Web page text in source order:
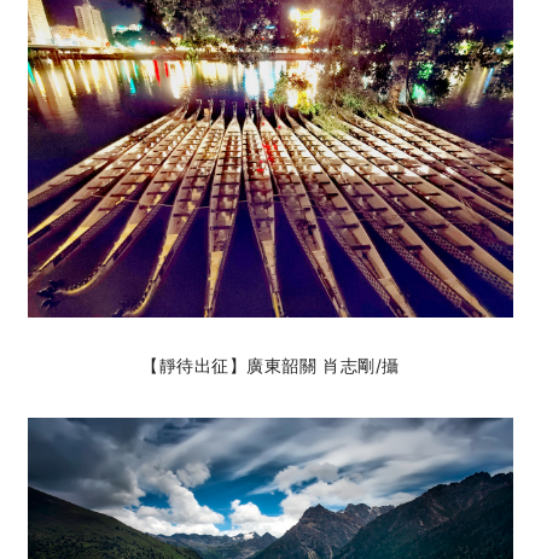
【靜待出征】廣東韶關 肖志剛/攝